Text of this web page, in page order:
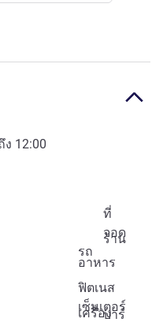
ง 12:00
ที่
จอด
รถ
ร้าน
อาหาร
ฟิตเนส
เซ็นเตอร์
เครื่องบาร์